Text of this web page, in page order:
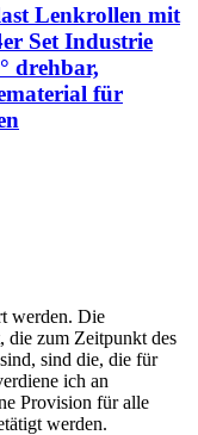
Lenkrollen mit
Set Industrie
drehbar,
für
werden. Die
die zum Zeitpunkt des
sind die, die für
ich an
Provision für alle
werden.